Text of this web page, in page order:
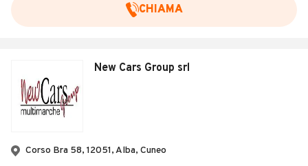
CHIAMA
New Cars Group srl
Corso Bra 58, 12051, Alba, Cuneo